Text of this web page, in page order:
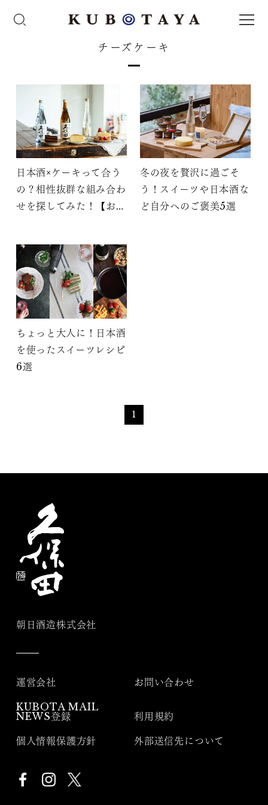
チーズケーキ
日本酒×ケーキって合う
の？相性抜群な組み合わ
せを探してみた！【おす
冬の夜を贅沢に過ごそ
う！スイーツや日本酒な
ど自分へのご褒美5選
ちょっと大人に！日本酒
を使ったスイーツレシピ
6選
1
朝日酒造株式会社
運営会社 お問い合わせ
KUBOTA MAIL
NEWS登録
利用規約
個人情報保護方針 外部送信先について